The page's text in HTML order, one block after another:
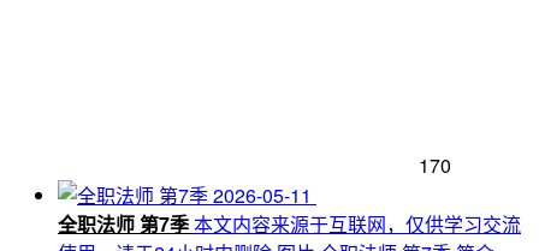
170
2026-05-11
全职法师 第7季本文内容来源于互联网，仅供学习交流